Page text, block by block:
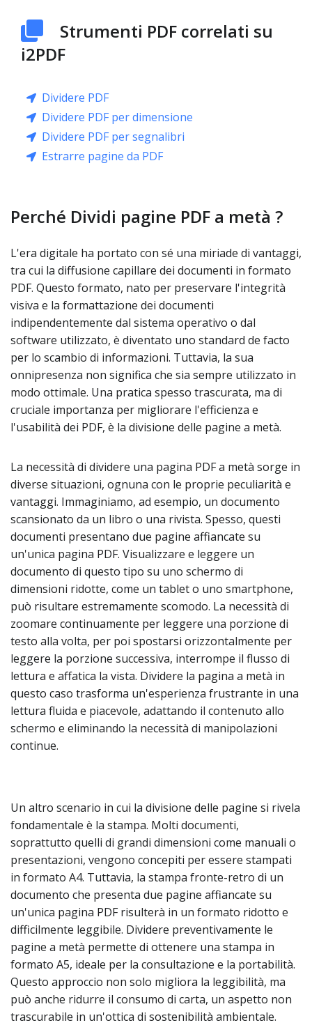
Strumenti PDF correlati su
i2PDF
Dividere PDF
Dividere PDF per dimensione
Dividere PDF per segnalibri
Estrarre pagine da PDF
Perché Dividi pagine PDF a metà ?
L'era digitale ha portato con sé una miriade di vantaggi,
tra cui la diffusione capillare dei documenti in formato
PDF. Questo formato, nato per preservare l'integrità
visiva e la formattazione dei documenti
indipendentemente dal sistema operativo o dal
software utilizzato, è diventato uno standard de facto
per lo scambio di informazioni. Tuttavia, la sua
onnipresenza non significa che sia sempre utilizzato in
modo ottimale. Una pratica spesso trascurata, ma di
cruciale importanza per migliorare l'efficienza e
l'usabilità dei PDF, è la divisione delle pagine a metà.
La necessità di dividere una pagina PDF a metà sorge in
diverse situazioni, ognuna con le proprie peculiarità e
vantaggi. Immaginiamo, ad esempio, un documento
scansionato da un libro o una rivista. Spesso, questi
documenti presentano due pagine affiancate su
un'unica pagina PDF. Visualizzare e leggere un
documento di questo tipo su uno schermo di
dimensioni ridotte, come un tablet o uno smartphone,
può risultare estremamente scomodo. La necessità di
zoomare continuamente per leggere una porzione di
testo alla volta, per poi spostarsi orizzontalmente per
leggere la porzione successiva, interrompe il flusso di
lettura e affatica la vista. Dividere la pagina a metà in
questo caso trasforma un'esperienza frustrante in una
lettura fluida e piacevole, adattando il contenuto allo
schermo e eliminando la necessità di manipolazioni
continue.
Un altro scenario in cui la divisione delle pagine si rivela
fondamentale è la stampa. Molti documenti,
soprattutto quelli di grandi dimensioni come manuali o
presentazioni, vengono concepiti per essere stampati
in formato A4. Tuttavia, la stampa fronte-retro di un
documento che presenta due pagine affiancate su
un'unica pagina PDF risulterà in un formato ridotto e
difficilmente leggibile. Dividere preventivamente le
pagine a metà permette di ottenere una stampa in
formato A5, ideale per la consultazione e la portabilità.
Questo approccio non solo migliora la leggibilità, ma
può anche ridurre il consumo di carta, un aspetto non
trascurabile in un'ottica di sostenibilità ambientale.